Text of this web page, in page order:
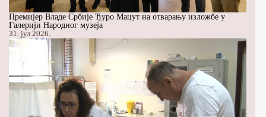
Премијер Владе Србије Ђуро Мацут на отварању изложбе у
Галерији Народног музеја
31. јул 2026.